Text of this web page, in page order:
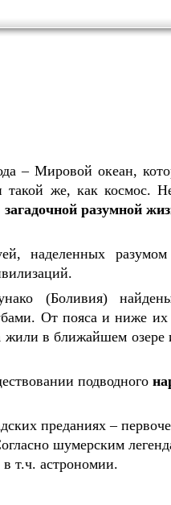
– Мировой океан,
такой же, как космос.
загадочной разумной
наделенных
(Боливия)
От пояса и ниже
жили в ближайшем озере
подводного
преданиях –
шумерским
в т.ч. астрономии.